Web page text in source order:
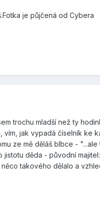
je půjčená od Cybera
trochu mladší než ty
jak vypadá číselník ke
ze mě děláš blbce -
děda - původní
takového dělalo a